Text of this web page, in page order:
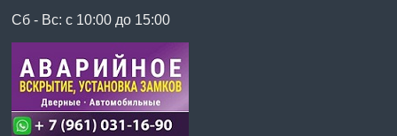
Сб - Вс: с 10:00 до 15:00